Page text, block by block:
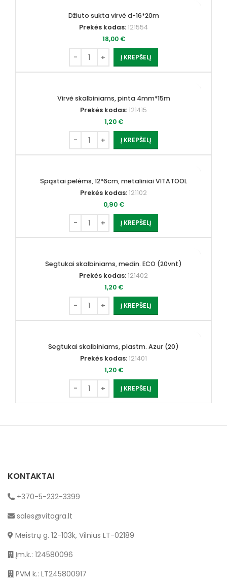
Džiuto sukta virvė d-16*20m
Prekės kodas:121554
18,00 €
Į KREPŠELĮ
Virvė skalbiniams, pinta 4mm*15m
Prekės kodas:121415
1,20 €
Į KREPŠELĮ
Spąstai pelėms, 12*6cm, metaliniai VITATOOL
Prekės kodas:121102
0,90 €
Į KREPŠELĮ
Segtukai skalbiniams, medin. ECO (20vnt)
Prekės kodas:121402
1,20 €
Į KREPŠELĮ
Segtukai skalbiniams, plastm. Azur (20)
Prekės kodas:121401
1,20 €
Į KREPŠELĮ
KONTAKTAI
+370-5-232-3399
sales@vitagra.lt
Meistrų g. 12-103k, Vilnius LT-02189
Įm.k.: 124580096
PVM k.: LT245800917